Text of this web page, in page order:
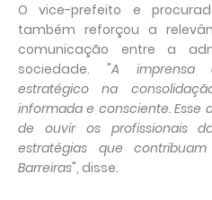
O vice-prefeito e
também reforçou a
comunicação entre a
sociedade. "A imprensa
estratégico na
informada e consciente. Esse
de ouvir os profissionais
estratégias que
Barreiras", disse.